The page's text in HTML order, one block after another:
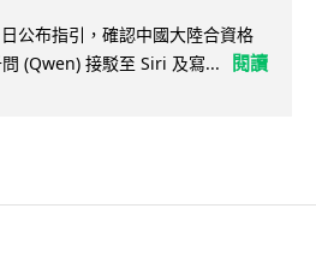
公布指引，確認中國大陸合資格
(Qwen) 接駁至 Siri 及寫...
閱讀